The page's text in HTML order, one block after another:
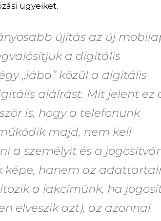
ügyeiket.
újítás az új
a digitális
„lába” közül a digitális
aláírást. Mit jelent ez
is, hogy a telefonunk
majd, nem kell
a személyit és a
képe, hanem az
a lakcímünk, ha
elveszik azt), az azonnal